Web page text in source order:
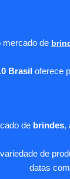
mercado de
Brasil oferece
de brindes,
de
datas